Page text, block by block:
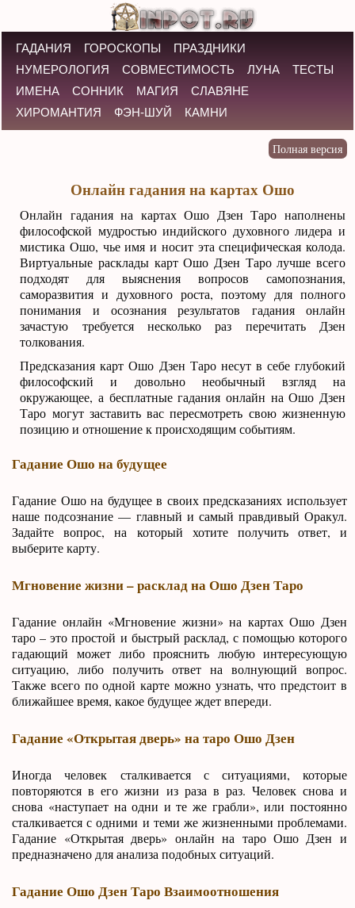
ГАДАНИЯ ГОРОСКОПЫ
ПРАЗДНИКИ
НУМЕРОЛОГИЯ
СОВМЕСТИМОСТЬ ЛУНА
ТЕСТЫ
ИМЕНА
СОННИК МАГИЯ
СЛАВЯНЕ
ХИРОМАНТИЯ
ФЭН-ШУЙ КАМНИ
Онлайн гадания на картах Ошо
Онлайн гадания на картах Ошо Дзен Таро наполнены
философской мудростью индийского духовного лидера и
мистика Ошо, чье имя и носит эта специфическая колода.
Виртуальные расклады карт Ошо Дзен Таро лучше всего
подходят для выяснения вопросов самопознания,
саморазвития и духовного роста, поэтому для полного
понимания и осознания результатов гадания онлайн
зачастую требуется несколько раз перечитать Дзен
толкования.
Предсказания карт Ошо Дзен Таро несут в себе глубокий
философский и довольно необычный взгляд на
окружающее, а бесплатные гадания онлайн на Ошо Дзен
Таро могут заставить вас пересмотреть свою жизненную
позицию и отношение к происходящим событиям.
Гадание Ошо на будущее
Гадание Ошо на будущее в своих предсказаниях использует
наше подсознание — главный и самый правдивый Оракул.
Задайте вопрос, на который хотите получить ответ, и
выберите карту.
Мгновение жизни – расклад на Ошо Дзен Таро
Гадание онлайн «Мгновение жизни» на картах Ошо Дзен
таро – это простой и быстрый расклад, с помощью которого
гадающий может либо прояснить любую интересующую
ситуацию, либо получить ответ на волнующий вопрос.
Также всего по одной карте можно узнать, что предстоит в
ближайшее время, какое будущее ждет впереди.
Гадание «Открытая дверь» на таро Ошо Дзен
Иногда человек сталкивается с ситуациями, которые
повторяются в его жизни из раза в раз. Человек снова и
снова «наступает на одни и те же грабли», или постоянно
сталкивается с одними и теми же жизненными проблемами.
Гадание «Открытая дверь» онлайн на таро Ошо Дзен и
предназначено для анализа подобных ситуаций.
Гадание Ошо Дзен Таро Взаимоотношения